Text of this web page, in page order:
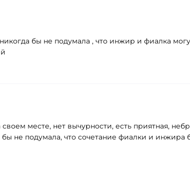
бы не подумала , что инжир и фиалка
месте, нет вычурности, есть приятная,
не подумала, что сочетание фиалки и